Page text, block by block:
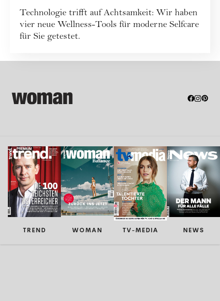
Technologie trifft auf Achtsamkeit: Wir haben
vier neue Wellness-Tools für moderne Selfcare
für Sie getestet.
TREND WOMAN TV-MEDIA NEWS